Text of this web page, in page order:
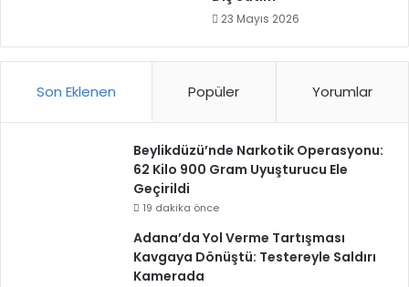
23 Mayıs 2026
Son Eklenen Popüler Yorumlar
Beylikdüzü’nde Narkotik Operasyonu:
62 Kilo 900 Gram Uyuşturucu Ele
Geçirildi
19 dakika önce
Adana’da Yol Verme Tartışması
Kavgaya Dönüştü: Testereyle Saldırı
Kamerada